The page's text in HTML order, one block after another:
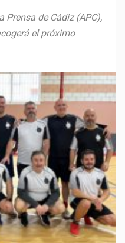
Prensa de Cádiz (APC),
el próximo